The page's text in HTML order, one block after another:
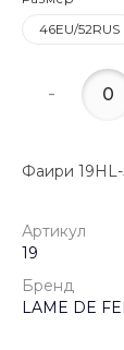
46EU/52RUS
-
Фаири
Артикул
19
Бренд
LAME DE